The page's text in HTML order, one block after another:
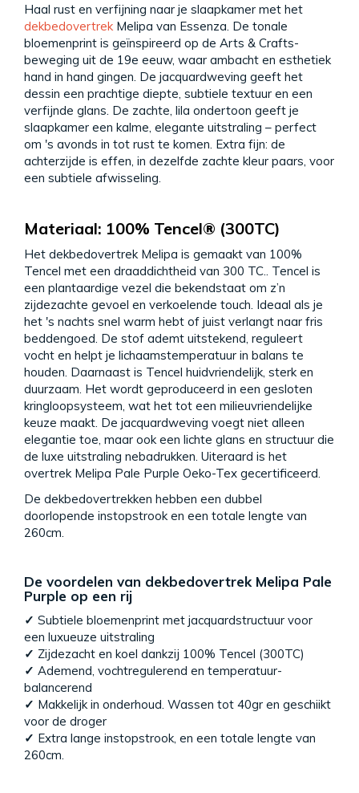
Haal rust en verfijning naar je slaapkamer met het
dekbedovertrek Melipa van Essenza. De tonale
bloemenprint is geïnspireerd op de Arts & Crafts-
beweging uit de 19e eeuw, waar ambacht en esthetiek
hand in hand gingen. De jacquardweving geeft het
dessin een prachtige diepte, subtiele textuur en een
verfijnde glans. De zachte, lila ondertoon geeft je
slaapkamer een kalme, elegante uitstraling – perfect
om 's avonds in tot rust te komen. Extra fijn: de
achterzijde is effen, in dezelfde zachte kleur paars, voor
een subtiele afwisseling.
Materiaal: 100% Tencel® (300TC)
Het dekbedovertrek Melipa is gemaakt van 100%
Tencel met een draaddichtheid van 300 TC.. Tencel is
een plantaardige vezel die bekendstaat om z’n
zijdezachte gevoel en verkoelende touch. Ideaal als je
het 's nachts snel warm hebt of juist verlangt naar fris
beddengoed. De stof ademt uitstekend, reguleert
vocht en helpt je lichaamstemperatuur in balans te
houden. Daarnaast is Tencel huidvriendelijk, sterk en
duurzaam. Het wordt geproduceerd in een gesloten
kringloopsysteem, wat het tot een milieuvriendelijke
keuze maakt. De jacquardweving voegt niet alleen
elegantie toe, maar ook een lichte glans en structuur die
de luxe uitstraling nebadrukken. Uiteraard is het
overtrek Melipa Pale Purple Oeko-Tex gecertificeerd.
De dekbedovertrekken hebben een dubbel
doorlopende instopstrook en een totale lengte van
260cm.
De voordelen van dekbedovertrek Melipa Pale
Purple op een rij
✓ Subtiele bloemenprint met jacquardstructuur voor
een luxueuze uitstraling
✓ Zijdezacht en koel dankzij 100% Tencel (300TC)
✓ Ademend, vochtregulerend en temperatuur-
balancerend
✓ Makkelijk in onderhoud. Wassen tot 40gr en geschiikt
voor de droger
✓ Extra lange instopstrook, en een totale lengte van
260cm.